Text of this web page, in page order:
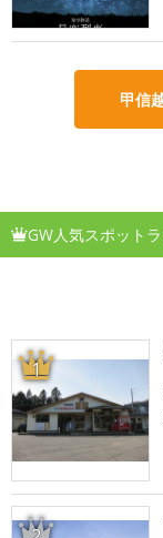
甲信
GW人気スポット
1